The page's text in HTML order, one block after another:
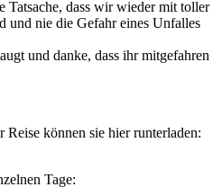
Tatsache, dass wir wieder mit toller
und nie die Gefahr eines Unfalles
und danke, dass ihr mitgefahren
können sie hier runterladen:
Tage: